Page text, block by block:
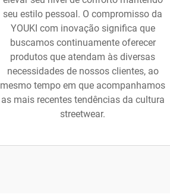
seu estilo pessoal. O compromisso da
YOUKI com inovação significa que
buscamos continuamente oferecer
produtos que atendam às diversas
necessidades de nossos clientes, ao
mesmo tempo em que acompanhamos
as mais recentes tendências da cultura
streetwear.